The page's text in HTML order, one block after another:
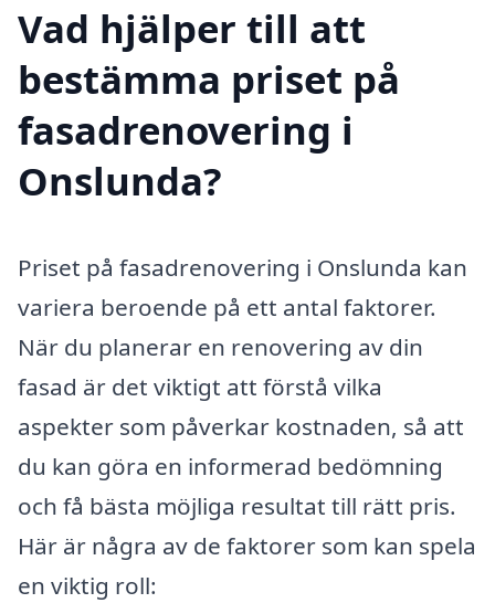
Vad hjälper till att
bestämma priset på
fasadrenovering i
Onslunda?
Priset på fasadrenovering i Onslunda kan
variera beroende på ett antal faktorer.
När du planerar en renovering av din
fasad är det viktigt att förstå vilka
aspekter som påverkar kostnaden, så att
du kan göra en informerad bedömning
och få bästa möjliga resultat till rätt pris.
Här är några av de faktorer som kan spela
en viktig roll: